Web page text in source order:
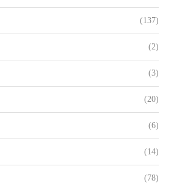
(137)
(2)
(3)
(20)
(6)
(14)
(78)